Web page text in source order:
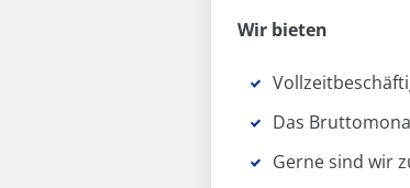
Wir bieten
Das
Gerne sind wir